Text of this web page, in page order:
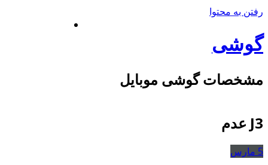
رفتن به محتوا
گوشی
مشخصات گوشی موبایل
J3 عدم
5 مارس